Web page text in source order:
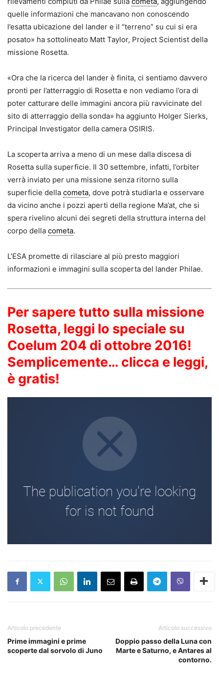
quelle informazioni che mancavano non conoscendo
l’esatta ubicazione del lander e il “terreno” su cui si era
posato» ha sottolineato Matt Taylor, Project Scientist della
missione Rosetta.
«Ora che la ricerca del lander è finita, ci sentiamo davvero
pronti per l’atterraggio di Rosetta e non vediamo l’ora di
poter catturare delle immagini ancora più ravvicinate del
sito di atterraggio della sonda» ha aggiunto Holger Sierks,
Principal Investigator della camera OSIRIS.
La scoperta arriva a meno di un mese dalla discesa di
Rosetta sulla superficie. Il 30 settembre, infatti, l’orbiter
verrà inviato per una missione senza ritorno sulla
superficie della cometa, dove potrà studiarla e osservare
da vicino anche i pozzi aperti della regione Ma’at, che si
spera rivelino alcuni dei segreti della struttura interna del
corpo della cometa.
L’ESA promette di rilasciare al più presto maggiori
informazioni e immagini sulla scoperta del lander Philae.
Per sapere tutto sulla missione
Rosetta, leggi lo speciale su
Coelum 204 di ottobre 2016!
Semplicemente… clicca e leggi,
è gratis!
Articolo precedente
Prime immagini e prime
scoperte dal sorvolo di Juno
Articolo successivo
Doppio passo della Luna con
Marte e Saturno, e Antares al
contorno.